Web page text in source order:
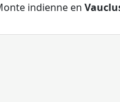
indienne en